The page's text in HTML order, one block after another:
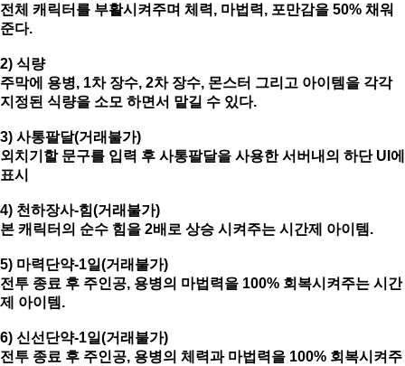
전체 캐릭터를 부활시켜주며 체력, 마법력, 포만감을 50% 채워
준다.
2) 식량
주막에 용병, 1차 장수, 2차 장수, 몬스터 그리고 아이템을 각각
지정된 식량을 소모 하면서 맡길 수 있다.
3) 사통팔달(거래불가)
외치기할 문구를 입력 후 사통팔달을 사용한 서버내의 하단 UI에
표시
4) 천하장사-힘(거래불가)
본 캐릭터의 순수 힘을 2배로 상승 시켜주는 시간제 아이템.
5) 마력단약-1일(거래불가)
전투 종료 후 주인공, 용병의 마법력을 100% 회복시켜주는 시간
제 아이템.
6) 신선단약-1일(거래불가)
전투 종료 후 주인공, 용병의 체력과 마법력을 100% 회복시켜주